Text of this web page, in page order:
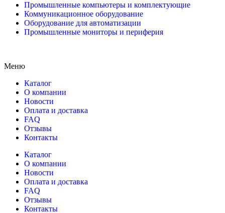
Промышленные компьютеры и комплектующие
Коммуникационное оборудование
Оборудование для автоматизации
Промышленные мониторы и периферия
Меню
Каталог
О компании
Новости
Оплата и доставка
FAQ
Отзывы
Контакты
Каталог
О компании
Новости
Оплата и доставка
FAQ
Отзывы
Контакты